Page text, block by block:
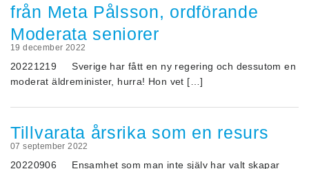
från Meta Pålsson, ordförande
Moderata seniorer
19 december 2022
20221219 Sverige har fått en ny regering och dessutom en
moderat äldreminister, hurra! Hon vet […]
Tillvarata årsrika som en resurs
07 september 2022
20220906 Ensamhet som man inte själv har valt skapar